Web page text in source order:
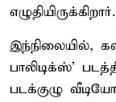
எழுதியிருக்கிறார்.
இந்நிலையில்,
பாலிடிக்ஸ்’
படக்குழு